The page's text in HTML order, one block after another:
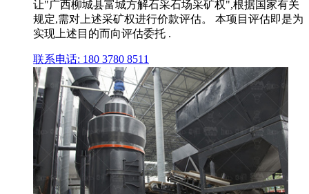
让"广西柳城县富城方解石采石场采矿权",根据国家有关
规定,需对上述采矿权进行价款评估。 本项目评估即是为
实现上述目的而向评估委托 .
联系电话: 180 3780 8511